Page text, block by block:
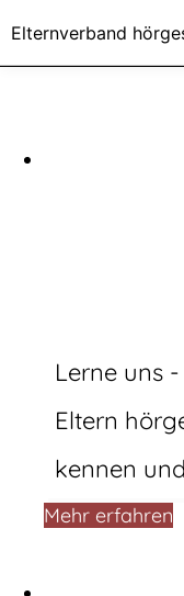
Lerne uns
Eltern
kennen
Mehr erfahren